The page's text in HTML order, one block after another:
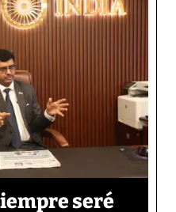
seré